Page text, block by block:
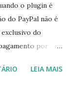
o plugin é
do PayPal não é
do
por
ativo
LEIA MAIS